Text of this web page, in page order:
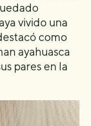
vivido una
como
ayahuasca
pares en la